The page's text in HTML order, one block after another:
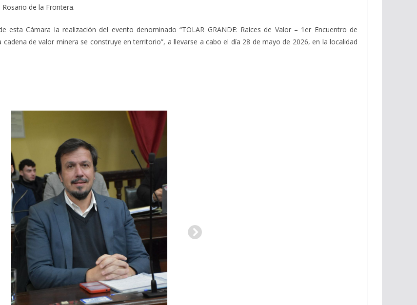
de la Frontera.
esta Cámara la realización del evento denominado “TOLAR GRANDE: Raíces de Valor – 1er Encuentro de
de valor minera se construye en territorio”, a llevarse a cabo el día 28 de mayo de 2026, en la localidad